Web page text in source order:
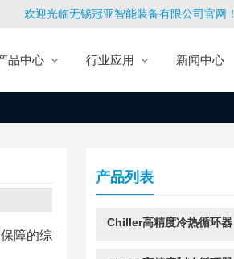
欢迎光临无锡冠亚智能装备有限公司官网！
品中心 行业应用 新闻中心
障的综
产品列表
Chiller高精度冷热循环器